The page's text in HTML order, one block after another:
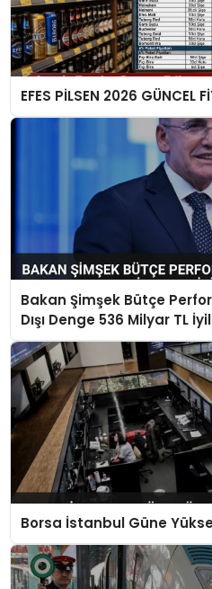
EFES PİLSEN 2026 GÜNCEL
Bakan Şimşek Bütçe
Dışı Denge 536 Milyar TL
Borsa İstanbul Güne